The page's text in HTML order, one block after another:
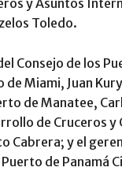
y Asuntos
Toledo.
Consejo de los
de Miami, Juan
de Manatee,
de Cruceros y
Cabrera; y el
de Panamá